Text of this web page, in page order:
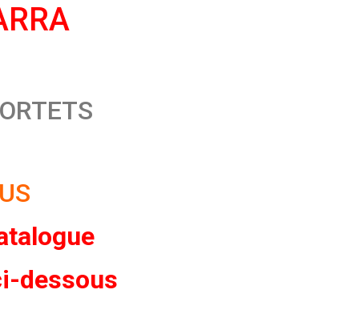
dessous